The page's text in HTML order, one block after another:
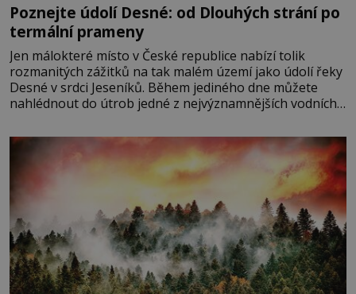
Poznejte údolí Desné: od Dlouhých strání po
termální prameny
Jen málokteré místo v České republice nabízí tolik
rozmanitých zážitků na tak malém území jako údolí řeky
Desné v srdci Jeseníků. Během jediného dne můžete
nahlédnout do útrob jedné z nejvýznamnějších vodních
se na koloběžce a den zakončit poznáváním památek ve
Velkých Losinách nebo v termálním